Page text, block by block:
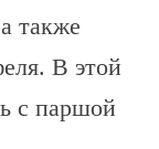
также
В этой
с паршой